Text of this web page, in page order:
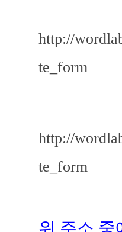
http://
te_form
http://
te_form
위 주소 중